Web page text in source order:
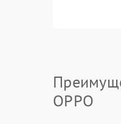
OPPO